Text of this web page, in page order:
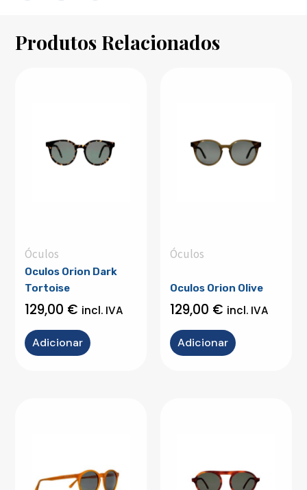
Produtos Relacionados
Óculos
Oculos Orion Dark
Tortoise
129,00 € incl. IVA
Adicionar
Óculos
Oculos Orion Olive
129,00 € incl. IVA
Adicionar